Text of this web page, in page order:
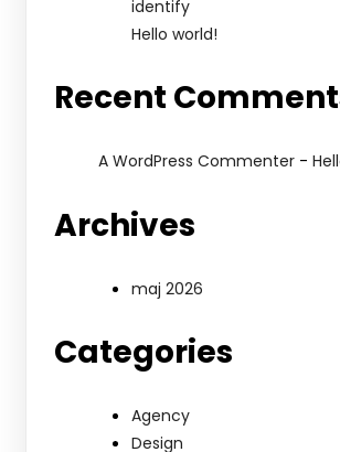
identify
Hello world!
Recent
A WordPress Commenter -
Archives
maj 2026
Categories
Agency
Design